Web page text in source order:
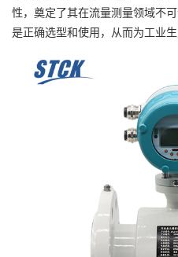
性，奠定了其在流量测量领域不
是正确选型和使用，从而为工业生